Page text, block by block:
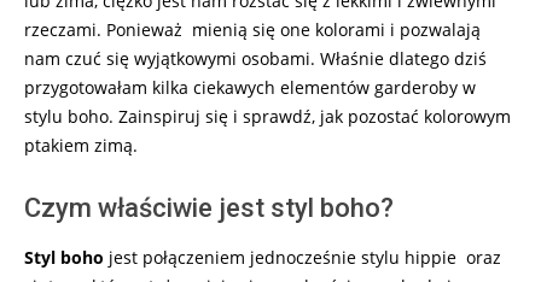
rzeczami. Ponieważ mienią się one kolorami i pozwalają
nam czuć się wyjątkowymi osobami. Właśnie dlatego dziś
przygotowałam kilka ciekawych elementów garderoby w
stylu boho. Zainspiruj się i sprawdź, jak pozostać kolorowym
ptakiem zimą.
Czym właściwie jest styl boho?
Styl boho jest połączeniem jednocześnie stylu hippie oraz